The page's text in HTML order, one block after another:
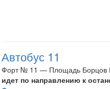
Автобус 11
Форт № 11 — Площадь Борцов
идет по направлению к